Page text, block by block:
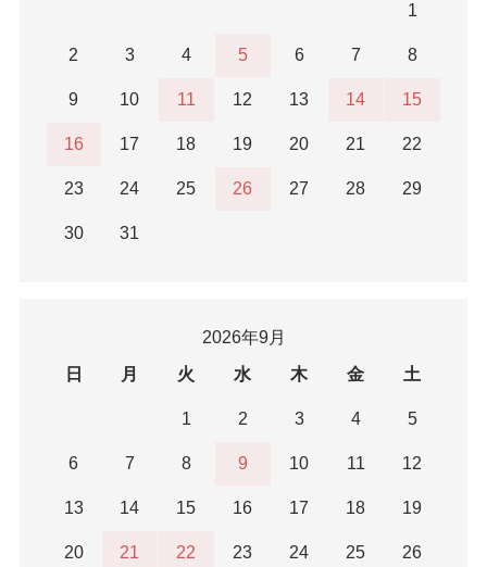
1
2 3 4 5 6 7 8
9 10 11 12 13 14 15
16 17 18 19 20 21 22
23 24 25 26 27 28 29
30 31
2026年9月
日
月 火 水 木 金 土
1 2 3 4 5
6 7 8 9 10 11 12
13 14 15 16 17 18 19
20 21 22 23 24 25 26